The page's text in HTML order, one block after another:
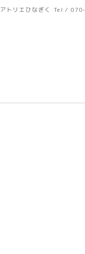
アトリエひなぎく Tel /